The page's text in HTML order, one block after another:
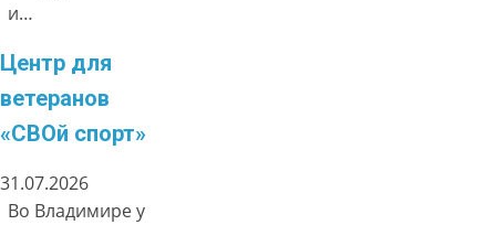
и…
Центр для
ветеранов
«СВОй спорт»
31.07.2026
Во Владимире у